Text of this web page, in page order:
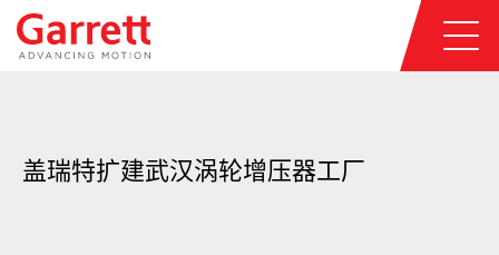
盖瑞特扩建武汉涡轮增压器工厂